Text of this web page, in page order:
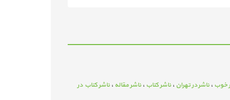
خوب ،ناشر در تهران ،ناشر کتاب ،ناشر مقاله ،ناشر کتاب در